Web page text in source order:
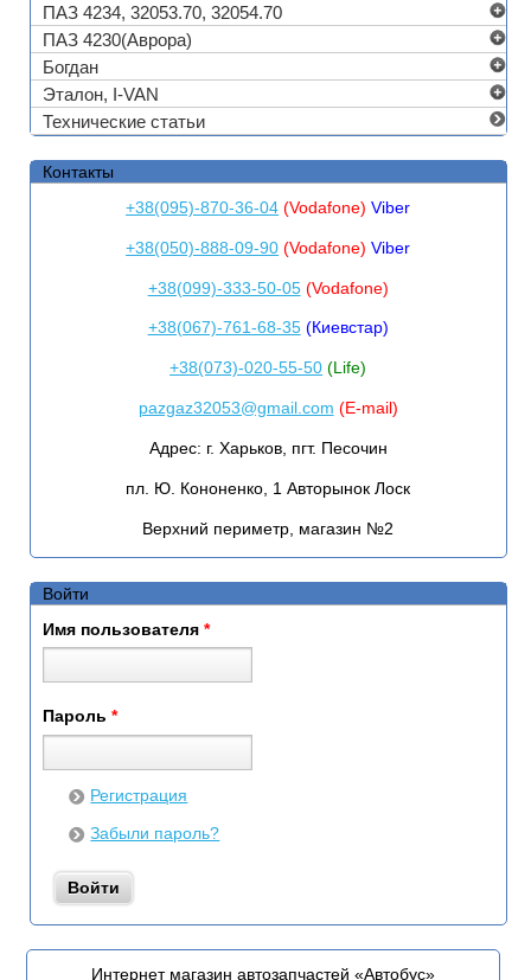
ПАЗ 4234, 32053.70, 32054.70
ПАЗ 4230(Аврора)
Богдан
Эталон, I-VAN
Технические статьи
Контакты
+38(095)-870-36-04 (Vodafone)Viber
+38(050)-888-09-90 (Vodafone)Viber
+38(099)-333-50-05(Vodafone)
+38(067)-761-68-35(Киевстар)
+38(073)-020-55-50 (Life)
pazgaz32053@gmail.com (E-mail)
Адрес: г. Харьков, пгт. Песочин
пл. Ю. Кононенко, 1 Авторынок Лоск
Верхний периметр, магазин №2
Войти
Имя пользователя *
Пароль *
Регистрация
Забыли пароль?
Интернет магазин автозапчастей «Автобус»